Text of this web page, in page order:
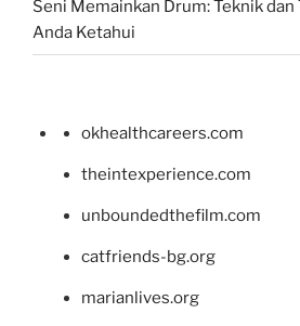
Seni Memainkan Drum: Teknik dan
Anda Ketahui
okhealthcareers.com
theintexperience.com
unboundedthefilm.com
catfriends-bg.org
marianlives.org